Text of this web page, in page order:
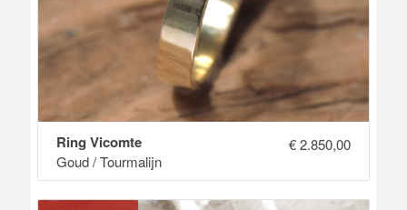
Ring Vicomte
Goud / Tourmalijn
€2.850,00